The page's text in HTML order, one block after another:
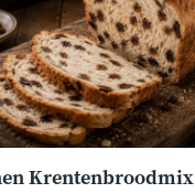
Krentenbroodmix